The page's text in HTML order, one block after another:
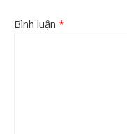
Bình luận *